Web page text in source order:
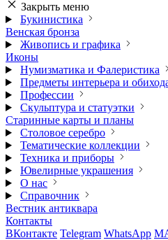
Закрыть меню
Букинистика
Венская бронза
Живопись и графика
Иконы
Нумизматика и Фалеристика
Предметы интерьера и
Профессии
Скульптура и статуэтки
Старинные карты и планы
Столовое серебро
Тематические коллекции
Техника и приборы
Ювелирные украшения
О нас
Справочник
Вестник антиквара
Контакты
ВКонтакте Telegram WhatsApp